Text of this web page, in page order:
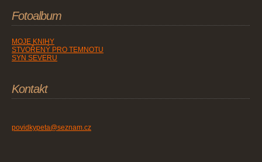
Fotoalbum
MOJE KNIHY
STVOŘENÝ PRO TEMNOTU
SYN SEVERU
Kontakt
povidkypeta@seznam.cz